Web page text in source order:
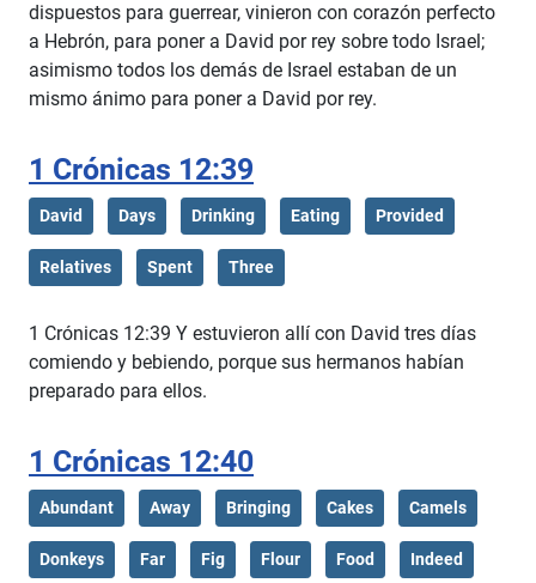
dispuestos para guerrear, vinieron con corazón perfecto
a Hebrón, para poner a David por rey sobre todo Israel;
asimismo todos los demás de Israel estaban de un
mismo ánimo para poner a David por rey.
1 Crónicas 12:39
David Days Drinking Eating Provided
Relatives Spent Three
1 Crónicas 12:39 Y estuvieron allí con David tres días
comiendo y bebiendo, porque sus hermanos habían
preparado para ellos.
1 Crónicas 12:40
Abundant Away Bringing Cakes Camels
Donkeys Far Fig Flour Food Indeed